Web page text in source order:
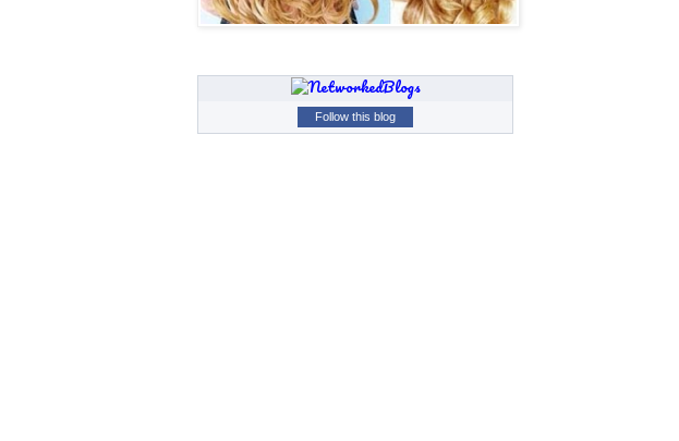
Follow this blog